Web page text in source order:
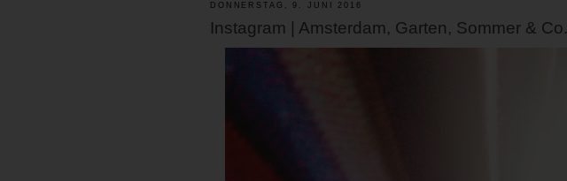
DONNERSTAG, 9. JUNI 2016
Instagram | Amsterdam, Garten, Sommer & Co.